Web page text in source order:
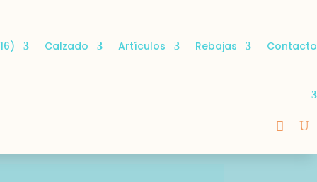
Calzado Artículos Rebajas Contacto